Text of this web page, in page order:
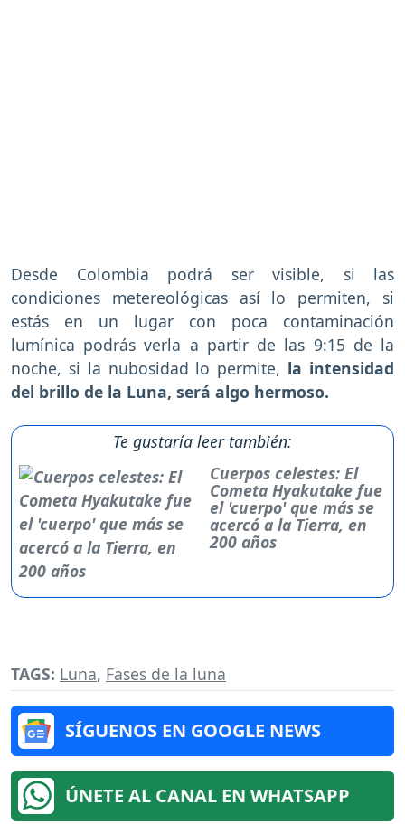
Desde Colombia podrá ser visible, si las
condiciones metereológicas así lo permiten, si
estás en un lugar con poca contaminación
lumínica podrás verla a partir de las 9:15 de la
noche, si la nubosidad lo permite, la intensidad
del brillo de la Luna, será algo hermoso.
Te gustaría leer también:
Cuerpos celestes: El
Cometa Hyakutake fue
el 'cuerpo' que más se
acercó a la Tierra, en
200 años
TAGS: Luna, Fases de la luna
SÍGUENOS EN GOOGLE NEWS
ÚNETE AL CANAL EN WHATSAPP